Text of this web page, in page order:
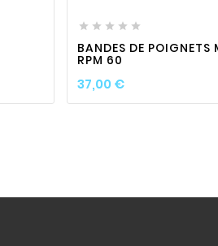
    
BANDES DE POIGNETS
RPM 60
37,00 €Prix